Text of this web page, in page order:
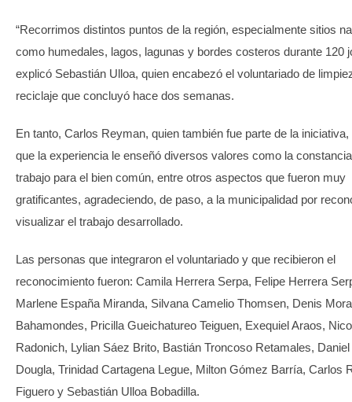
“Recorrimos distintos puntos de la región, especialmente sitios
como humedales, lagos, lagunas y bordes costeros durante 120
explicó Sebastián Ulloa, quien encabezó el voluntariado de
reciclaje que concluyó hace dos semanas.
En tanto, Carlos Reyman, quien también fue parte de la
que la experiencia le enseñó diversos valores como la
trabajo para el bien común, entre otros aspectos que fueron muy
gratificantes, agradeciendo, de paso, a la municipalidad por
visualizar el trabajo desarrollado.
Las personas que integraron el voluntariado y que recibieron el
reconocimiento fueron: Camila Herrera Serpa, Felipe Herrera
Marlene España Miranda, Silvana Camelio Thomsen, Denis
Bahamondes, Pricilla Gueichatureo Teiguen, Exequiel Araos,
Radonich, Lylian Sáez Brito, Bastián Troncoso Retamales,
Dougla, Trinidad Cartagena Legue, Milton Gómez Barría, Carlos
Figuero y Sebastián Ulloa Bobadilla.